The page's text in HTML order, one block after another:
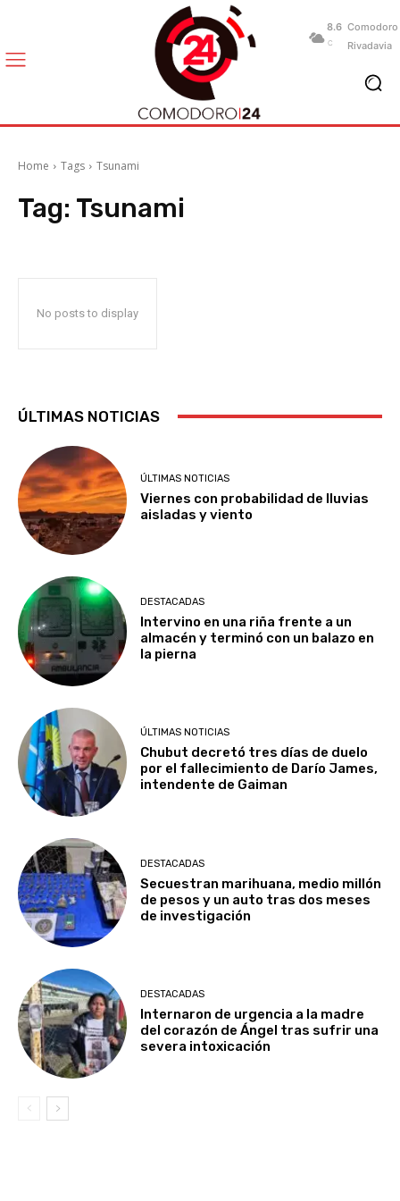
8.6
C
Comodoro
Rivadavia
Home Tags Tsunami
Tag: Tsunami
No posts to display
ÚLTIMAS NOTICIAS
ÚLTIMAS NOTICIAS
Viernes con probabilidad de lluvias
aisladas y viento
DESTACADAS
Intervino en una riña frente a un
almacén y terminó con un balazo en
la pierna
ÚLTIMAS NOTICIAS
Chubut decretó tres días de duelo
por el fallecimiento de Darío James,
intendente de Gaiman
DESTACADAS
Secuestran marihuana, medio millón
de pesos y un auto tras dos meses
de investigación
DESTACADAS
Internaron de urgencia a la madre
del corazón de Ángel tras sufrir una
severa intoxicación